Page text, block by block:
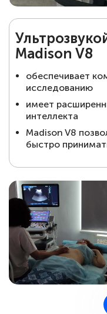
Madison V8
обеспечивает
исследованию
имеет
интеллекта
Madison V8
быстро